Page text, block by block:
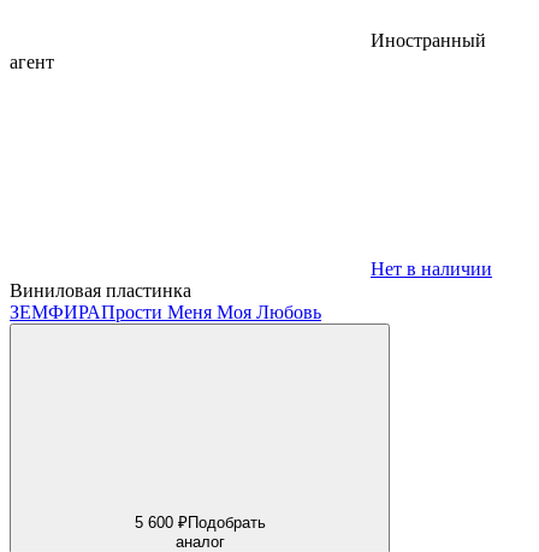
Иностранный
агент
Нет в наличии
Виниловая пластинка
ЗЕМФИРАПрости Меня Моя Любовь
5 600 ₽Подобрать
аналог